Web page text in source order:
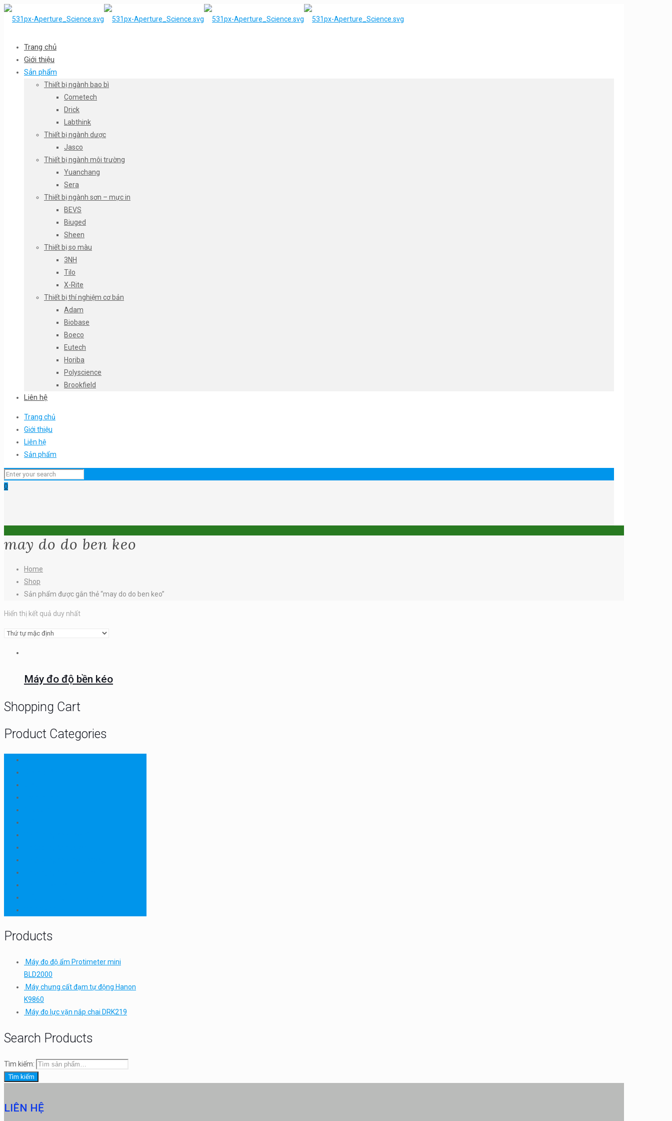
Trang chủ
Giới thiệu
Sản phẩm
Thiết bị ngành bao bì
Cometech
Drick
Labthink
Thiết bị ngành dược
Jasco
Thiết bị ngành môi trường
Yuanchang
Sera
Thiết bị ngành sơn – mực in
BEVS
Biuged
Sheen
Thiết bị so màu
3NH
Tilo
X-Rite
Thiết bị thí nghiệm cơ bản
Adam
Biobase
Boeco
Eutech
Horiba
Polyscience
Brookfield
Liên hệ
Trang chủ
Giới thiệu
Liên hệ
Sản phẩm
0
may do do ben keo
Home
Shop
Sản phẩm được gắn thẻ “may do do ben keo”
Hiển thị kết quả duy nhất
Máy đo độ bền kéo
Shopping Cart
Product Categories
Products
Máy đo độ ẩm Protimeter mini
BLD2000
Máy chưng cất đạm tự động Hanon
K9860
Máy đo lực vặn nắp chai DRK219
Search Products
Tìm kiếm:
Tìm kiếm
LIÊN HỆ